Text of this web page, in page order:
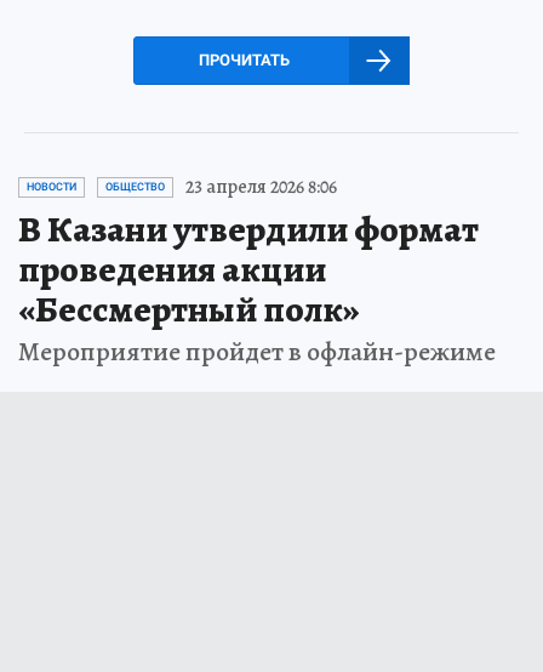
ПРОЧИТАТЬ
НОВОСТИ ОБЩЕСТВО 23 апреля 2026 8:06
В Казани утвердили формат
проведения акции
«Бессмертный полк»
Мероприятие пройдет в офлайн-режиме